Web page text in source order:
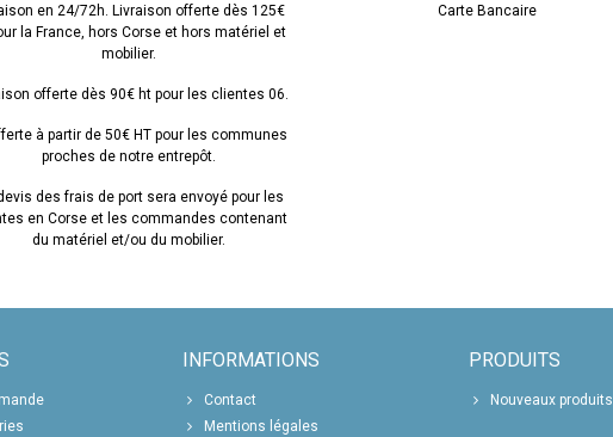
en 24/72h. Livraison offerte dès 125€
la France, hors Corse et hors matériel et
mobilier.
offerte dès 90€ ht pour les clientes 06.
à partir de 50€ HT pour les communes
proches de notre entrepôt.
des frais de port sera envoyé pour les
en Corse et les commandes contenant
du matériel et/ou du mobilier.
Carte Bancaire
INFORMATIONS
Contact
Mentions légales
PRODUITS
Nouveaux produits